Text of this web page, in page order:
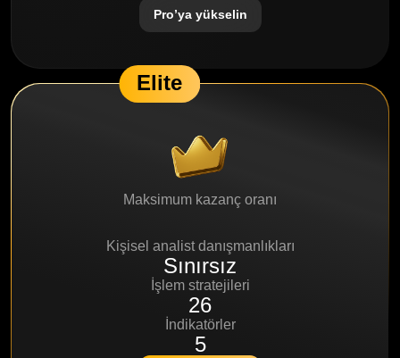
Pro’ya yükselin
Elite
Maksimum kazanç oranı
Kişisel analist danışmanlıkları
Sınırsız
İşlem stratejileri
26
İndikatörler
5